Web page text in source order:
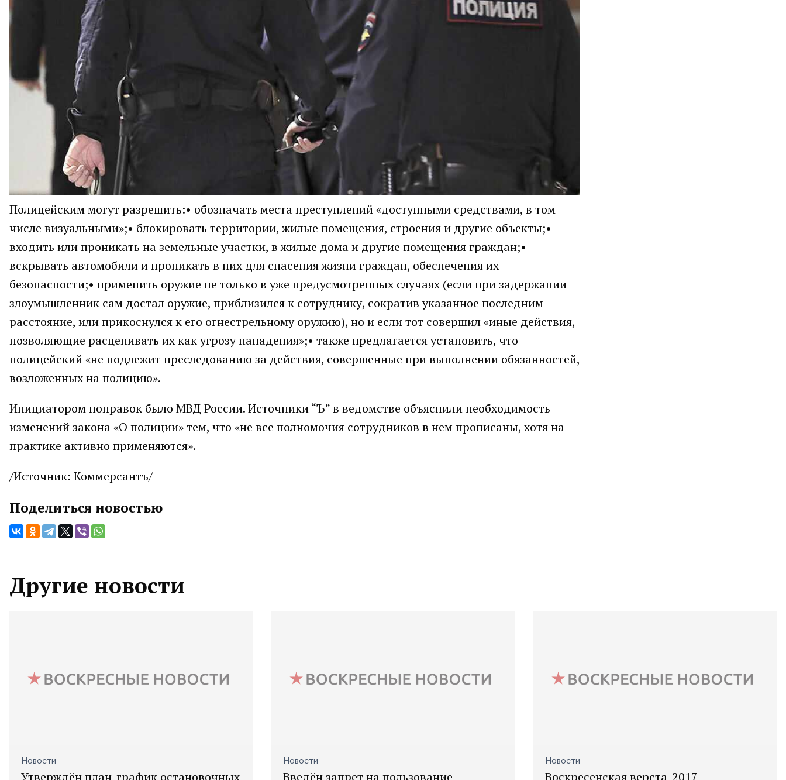
Полицейским могут разрешить:• обозначать места преступлений «доступными средствами, в том
числе визуальными»;• блокировать территории, жилые помещения, строения и другие объекты;•
входить или проникать на земельные участки, в жилые дома и другие помещения граждан;•
вскрывать автомобили и проникать в них для спасения жизни граждан, обеспечения их
безопасности;• применить оружие не только в уже предусмотренных случаях (если при задержании
злоумышленник сам достал оружие, приблизился к сотруднику, сократив указанное последним
расстояние, или прикоснулся к его огнестрельному оружию), но и если тот совершил «иные действия,
позволяющие расценивать их как угрозу нападения»;• также предлагается установить, что
полицейский «не подлежит преследованию за действия, совершенные при выполнении обязанностей,
возложенных на полицию».
Инициатором поправок было МВД России. Источники “Ъ” в ведомстве объяснили необходимость
изменений закона «О полиции» тем, что «не все полномочия сотрудников в нем прописаны, хотя на
практике активно применяются».
/Источник: Коммерсантъ/
Поделиться новостью
Другие новости
Новости
Утверждён план-график остановочных
Новости
Введён запрет на пользование
Новости
Воскресенская верста-2017